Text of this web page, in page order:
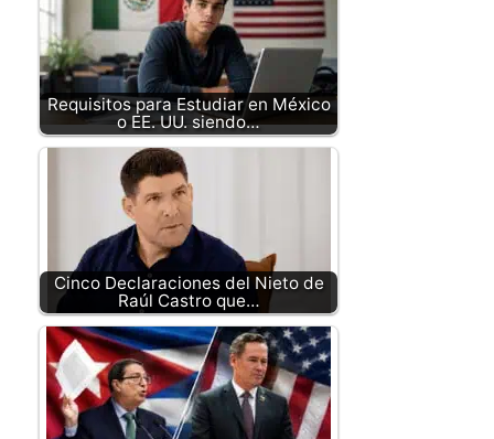
Requisitos para Estudiar en México
o EE. UU. siendo…
Cinco Declaraciones del Nieto de
Raúl Castro que…